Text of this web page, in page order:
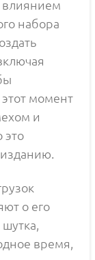
влиянием
набора
момент
и
это
о его
время,